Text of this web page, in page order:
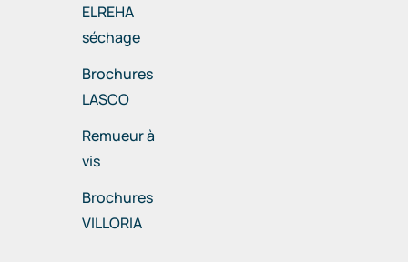
ELREHA
séchage
Brochures
LASCO
Remueur à
vis
Brochures
VILLORIA